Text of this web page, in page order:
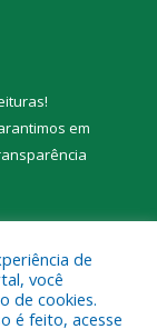
!
em
de
você
de cookies.
é feito, acesse